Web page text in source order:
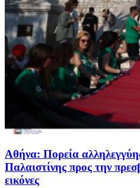
Αθήνα: Πορεία
Παλαιστίνης προς την
εικόνες